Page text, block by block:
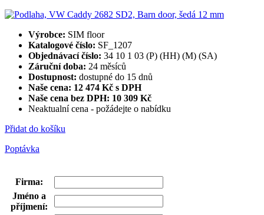
Výrobce: SIM floor
Katalogové číslo: SF_1207
Objednávací číslo: 34 10 1 03 (P) (HH) (M) (SA)
Záruční doba: 24 měsíců
Dostupnost: dostupné do 15 dnů
Naše cena: 12 474 Kč s DPH
Naše cena bez DPH: 10 309 Kč
Neaktualní cena - požádejte o nabídku
Přidat do košíku
Poptávka
Firma:
Jméno a
příjmení: